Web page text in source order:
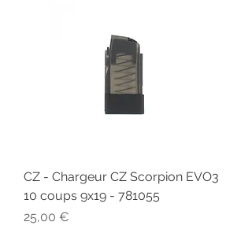
CZ - Chargeur CZ Scorpion EVO3
10 coups 9x19 - 781055
Prix
25,00 €